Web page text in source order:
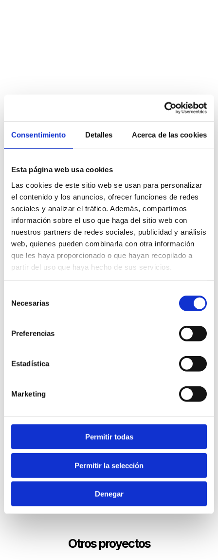
Consentimiento Detalles Acerca de las cookies
Esta página web usa cookies
Las cookies de este sitio web se usan para personalizar
el contenido y los anuncios, ofrecer funciones de redes
sociales y analizar el tráfico. Además, compartimos
información sobre el uso que haga del sitio web con
nuestros partners de redes sociales, publicidad y análisis
web, quienes pueden combinarla con otra información
que les haya proporcionado o que hayan recopilado a
partir del uso que haya hecho de sus servicios.
Necesarias
Preferencias
Estadística
Marketing
Permitir todas
Permitir la selección
Denegar
potencial a la personalidad de
una marca. Carisma, presencia,
capacidad de seducción y
elegancia en cada
comunicación.
Otros proyectos